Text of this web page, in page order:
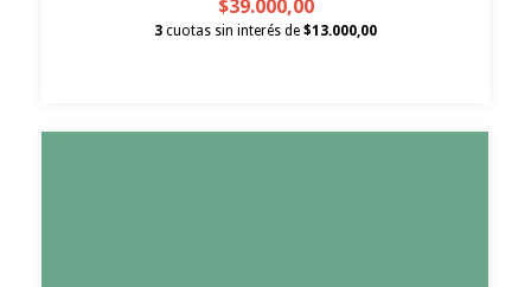
$39.000,00
3 cuotas sin interés de $13.000,00